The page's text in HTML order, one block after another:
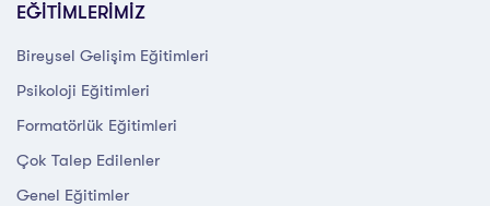
EĞİTİMLERİMİZ
Bireysel Gelişim Eğitimleri
Psikoloji Eğitimleri
Formatörlük Eğitimleri
Çok Talep Edilenler
Genel Eğitimler